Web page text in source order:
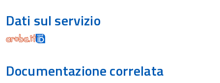
Dati sul servizio
Documentazione correlata